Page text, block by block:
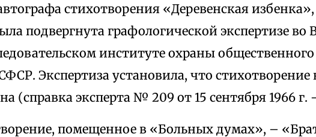
стихотворения «Деревенская
подвергнута графологической экспертизе во
институте охраны
Экспертиза установила, что стихотворение
(справка эксперта № 209 от 15 сентября 1966
помещенное в «Больных думах», –